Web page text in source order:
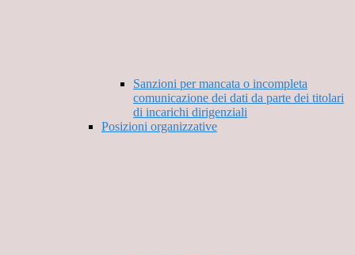
Sanzioni per mancata o incompleta
comunicazione dei dati da parte dei titolari
di incarichi dirigenziali
Posizioni organizzative